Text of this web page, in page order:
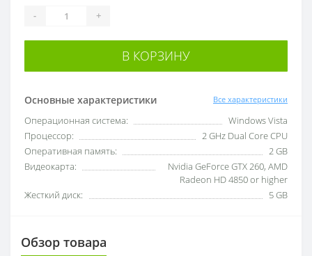
Основные характеристики Все характеристики
Операционная система:
Windows Vista
Процессор:
2 GHz Dual Core CPU
Оперативная память:
2 GB
Видеокарта:
Nvidia GeForce GTX 260, AMD
Radeon HD 4850 or higher
Жесткий диск:
5 GB
- +
В КОРЗИНУ
Обзор товара